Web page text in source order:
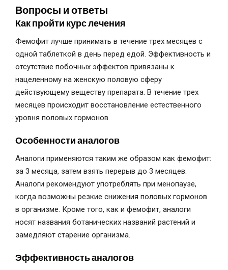
Вопросы и ответы
Как пройти курс лечения
Фемофит лучше принимать в течение трех месяцев с
одной таблеткой в день перед едой. Эффективность и
отсутствие побочных эффектов привязаны к
нацеленному на женскую половую сферу
действующему веществу препарата. В течение трех
месяцев происходит восстановление естественного
уровня половых гормонов.
Особенности аналогов
Аналоги применяются таким же образом как фемофит:
за 3 месяца, затем взять перерыв до 3 месяцев.
Аналоги рекомендуют употреблять при менопаузе,
когда возможны резкие снижения половых гормонов
в организме. Кроме того, как и фемофит, аналоги
носят названия ботанических названий растений и
замедляют старение организма.
Эффективность аналогов